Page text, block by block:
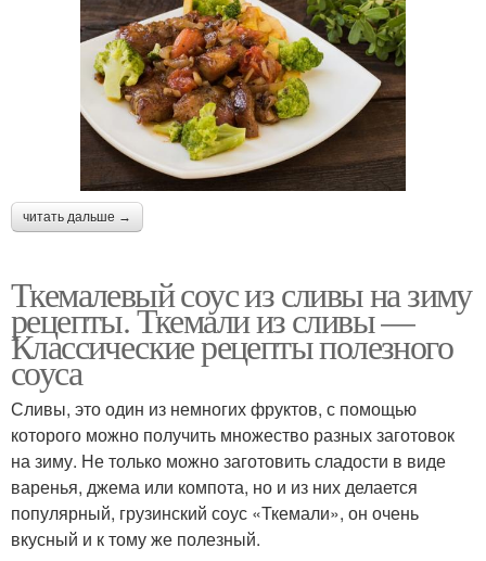
читать дальше →
Ткемалевый соус из сливы на зиму
рецепты. Ткемали из сливы —
Классические рецепты полезного
соуса
Сливы, это один из немногих фруктов, с помощью
которого можно получить множество разных заготовок
на зиму. Не только можно заготовить сладости в виде
варенья, джема или компота, но и из них делается
популярный, грузинский соус «Ткемали», он очень
вкусный и к тому же полезный.